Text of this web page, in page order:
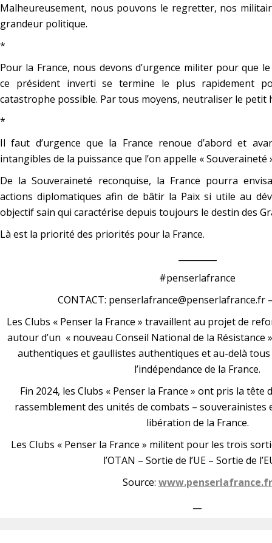
Malheureusement, nous pouvons le regretter, nos
grandeur politique.
*
Pour la France, nous devons d’urgence militer pour que
ce président inverti se termine le plus rapidement
catastrophe possible. Par tous moyens, neutraliser le petit
*
Il faut d’urgence que la France renoue d’abord et
intangibles de la puissance que l’on appelle « Souveraineté
De la Souveraineté reconquise, la France pourra
actions diplomatiques afin de bâtir la Paix si utile au
objectif sain qui caractérise depuis toujours le destin des
Là est la priorité des priorités pour la France.
#penserlafrance
CONTACT: penserlafrance@penserlafrance.fr
Les Clubs « Penser la France » travaillent au projet de
autour d’un « nouveau Conseil National de la Résistance
authentiques et gaullistes authentiques et au-delà
l’indépendance de la France.
Fin 2024, les Clubs « Penser la France » ont pris la tête
rassemblement des unités de combats – souverainistes
libération de la France.
Les Clubs « Penser la France » militent pour les trois
l’OTAN – Sortie de l’UE – Sortie de
Source: www.penserlafrance.fr